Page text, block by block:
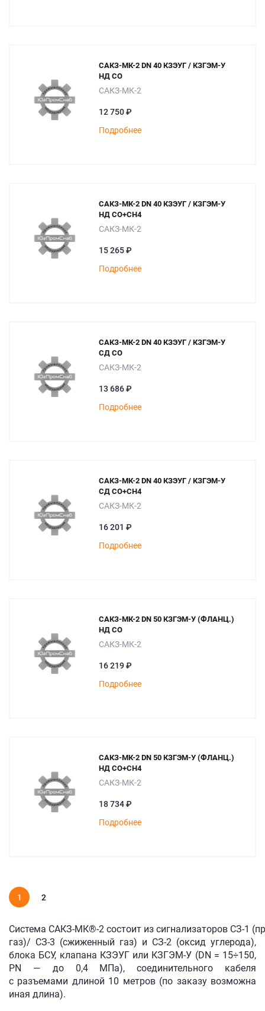
САКЗ-МК-2 DN 40 КЗЭУГ / КЗГЭМ-У
НД СО
САКЗ-МК-2
12 750 ₽
Подробнее
САКЗ-МК-2 DN 40 КЗЭУГ / КЗГЭМ-У
НД СО+СН4
САКЗ-МК-2
15 265 ₽
Подробнее
САКЗ-МК-2 DN 40 КЗЭУГ / КЗГЭМ-У
СД СО
САКЗ-МК-2
13 686 ₽
Подробнее
САКЗ-МК-2 DN 40 КЗЭУГ / КЗГЭМ-У
СД СО+СН4
САКЗ-МК-2
16 201 ₽
Подробнее
САКЗ-МК-2 DN 50 КЗГЭМ-У (ФЛАНЦ.)
НД СО
САКЗ-МК-2
16 219 ₽
Подробнее
САКЗ-МК-2 DN 50 КЗГЭМ-У (ФЛАНЦ.)
НД СО+СН4
САКЗ-МК-2
18 734 ₽
Подробнее
1 2
Система САКЗ-МК®-2 состоит из сигнализаторов СЗ-1
газ)/ СЗ-3 (сжиженный газ) и СЗ-2 (оксид углерода),
блока БСУ, клапана КЗЭУГ или КЗГЭМ-У (DN = 15÷150,
PN — до 0,4 МПа), соединительного кабеля
с разъемами длиной 10 метров (по заказу возможна
иная длина).